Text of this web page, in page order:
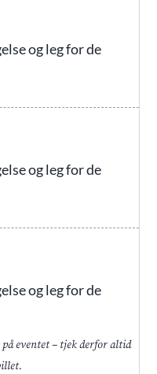
og leg for de
og leg for de
og leg for de
eventet – tjek derfor altid